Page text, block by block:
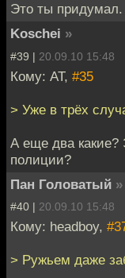
Это ты придумал.
Koschei »
#39 | 20.09.10 15:48
Кому: AT, #35
> Уже в трёх
А еще два какие?
полиции?
Пан Головатый »
#40 | 20.09.10 15:48
Кому: headboy,
> Ружьем даже